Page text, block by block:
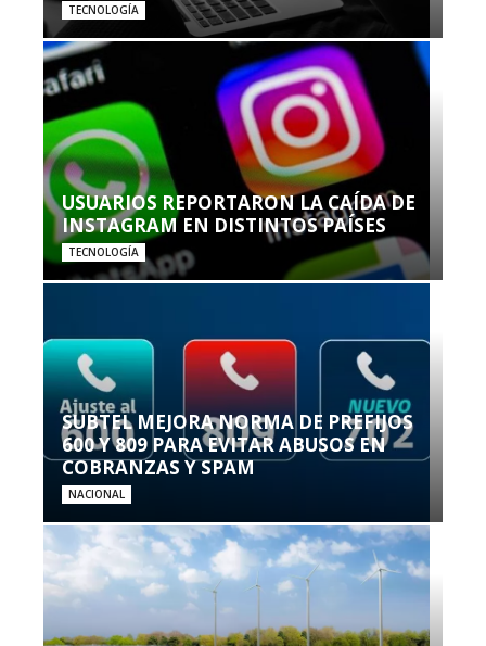
TECNOLOGÍA
USUARIOS REPORTARON LA CAÍDA DE
INSTAGRAM EN DISTINTOS PAÍSES
TECNOLOGÍA
SUBTEL MEJORA NORMA DE PREFIJOS
600 Y 809 PARA EVITAR ABUSOS EN
COBRANZAS Y SPAM
NACIONAL